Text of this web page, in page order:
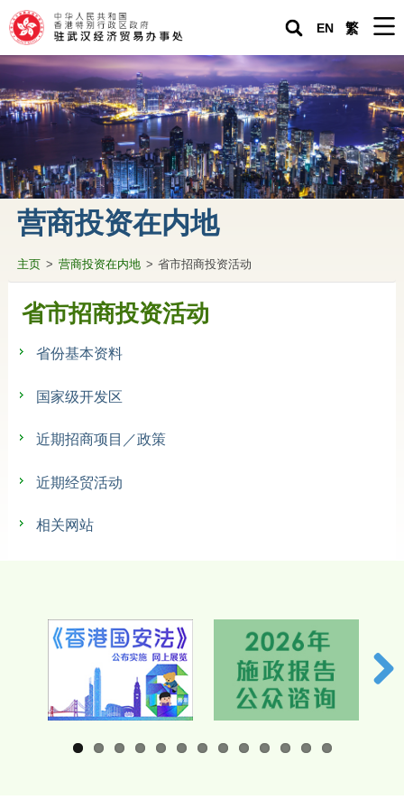
EN 繁
主页
驻武汉经济贸易办事处
紧急求助
关于香港
生活在内地
营商投资在内地
专题资料
驻武汉办通讯
相关网站
营商投资在内地
主页 > 营商投资在内地 > 省市招商投资活动
省市招商投资活动
省份基本资料
国家级开发区
近期招商项目／政策
近期经贸活动
相关网站